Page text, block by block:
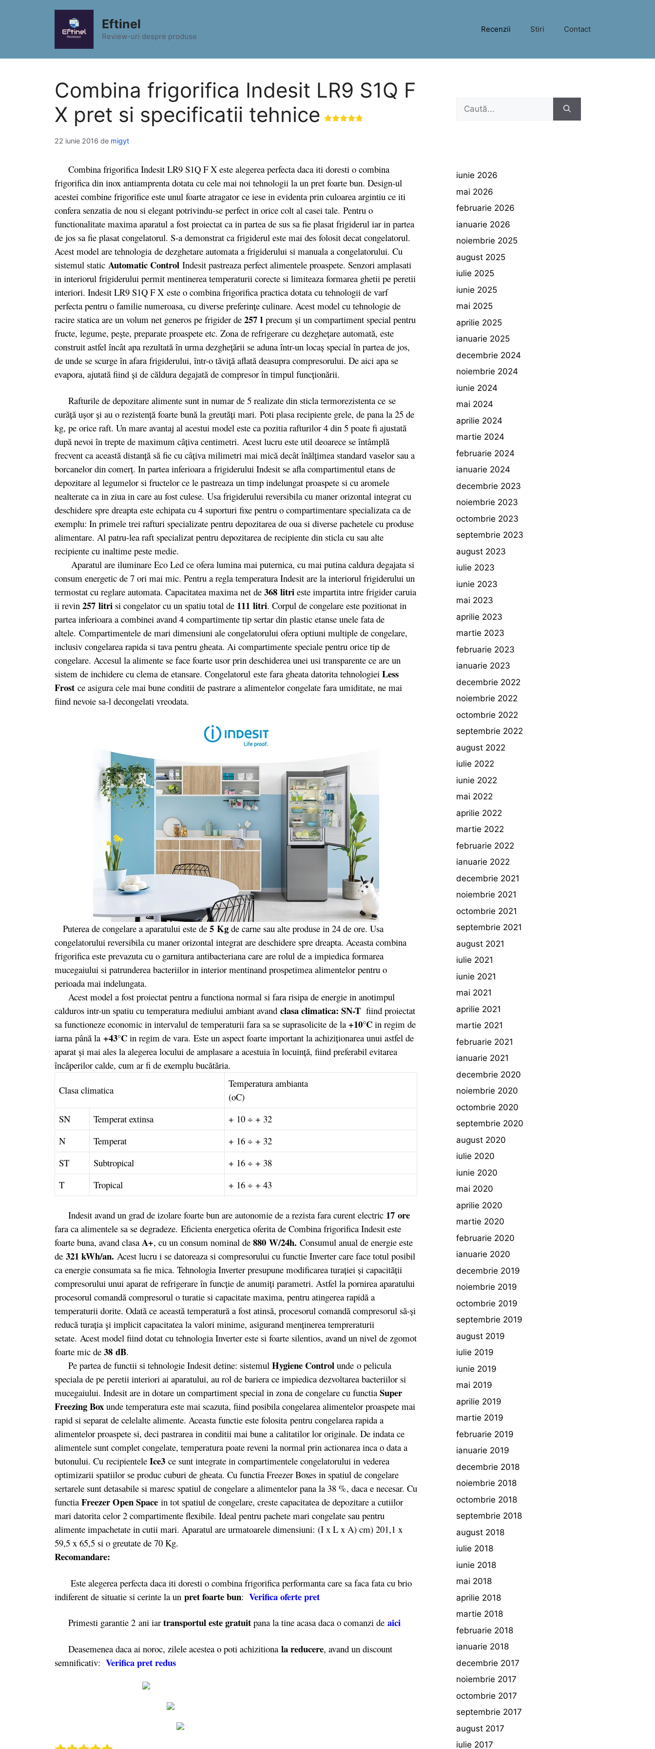
Eftinel
Review-uri despre produse
Recenzii Stiri Contact
Combina frigorifica Indesit LR9 S1Q F
X pret si specificatii tehnice
22 iunie 2016 de migyt
Combina frigorifica Indesit LR9 S1Q F X este alegerea perfecta daca iti doresti o combina
frigorifica din inox antiamprenta dotata cu cele mai noi tehnologii la un pret foarte bun. Design-ul
acestei combine frigorifice este unul foarte atragator ce iese in evidenta prin culoarea argintiu ce iti
confera senzatia de nou si elegant potrivindu-se perfect in orice colt al casei tale. Pentru o
functionalitate maxima aparatul a fost proiectat ca in partea de sus sa fie plasat frigiderul iar in partea
de jos sa fie plasat congelatorul. S-a demonstrat ca frigiderul este mai des folosit decat congelatorul.
Acest model are tehnologia de dezghetare automata a frigiderului si manuala a congelatorului. Cu
sistemul static Automatic Control Indesit pastreaza perfect alimentele proaspete. Senzori amplasati
in interiorul frigiderului permit mentinerea temperaturii corecte si limiteaza formarea ghetii pe peretii
interiori. Indesit LR9 S1Q F X este o combina frigorifica practica dotata cu tehnologii de varf
perfecta pentru o familie numeroasa, cu diverse preferințe culinare. Acest model cu tehnologie de
racire statica are un volum net generos pe frigider de 257 l precum și un compartiment special pentru
fructe, legume, pește, preparate proaspete etc. Zona de refrigerare cu dezgheţare automată, este
construit astfel încât apa rezultată în urma dezgheţării se aduna într-un locaş special în partea de jos,
de unde se scurge în afara frigiderului, într-o tăviţă aflată deasupra compresorului. De aici apa se
evapora, ajutată fiind şi de căldura degajată de compresor în timpul funcţionării.
Rafturile de depozitare alimente sunt in numar de 5 realizate din sticla termorezistenta ce se
curăță ușor și au o rezistență foarte bună la greutăți mari. Poti plasa recipiente grele, de pana la 25 de
kg, pe orice raft. Un mare avantaj al acestui model este ca pozitia rafturilor 4 din 5 poate fi ajustată
după nevoi în trepte de maximum câţiva centimetri. Acest lucru este util deoarece se întâmplă
frecvent ca această distanţă să fie cu câţiva milimetri mai mică decât înălţimea standard vaselor sau a
borcanelor din comerţ. In partea inferioara a frigiderului Indesit se afla compartimentul etans de
depozitare al legumelor si fructelor ce le pastreaza un timp indelungat proaspete si cu aromele
nealterate ca in ziua in care au fost culese. Usa frigiderului reversibila cu maner orizontal integrat cu
deschidere spre dreapta este echipata cu 4 suporturi fixe pentru o compartimentare specializata ca de
exemplu: In primele trei rafturi specializate pentru depozitarea de oua si diverse pachetele cu produse
alimentare. Al patru-lea raft specializat pentru depozitarea de recipiente din sticla cu sau alte
recipiente cu inaltime peste medie.
Aparatul are iluminare Eco Led ce ofera lumina mai puternica, cu mai putina caldura degajata si
consum energetic de 7 ori mai mic. Pentru a regla temperatura Indesit are la interiorul frigiderului un
termostat cu reglare automata. Capacitatea maxima net de 368 litri este impartita intre frigider caruia
ii revin 257 litri si congelator cu un spatiu total de 111 litri. Corpul de congelare este pozitionat in
partea inferioara a combinei avand 4 compartimente tip sertar din plastic etanse unele fata de
altele. Compartimentele de mari dimensiuni ale congelatorului ofera optiuni multiple de congelare,
inclusiv congelarea rapida si tava pentru gheata. Ai compartimente speciale pentru orice tip de
congelare. Accesul la alimente se face foarte usor prin deschiderea unei usi transparente ce are un
sistem de inchidere cu clema de etansare. Congelatorul este fara gheata datorita tehnologiei Less
Frost ce asigura cele mai bune conditii de pastrare a alimentelor congelate fara umiditate, ne mai
fiind nevoie sa-l decongelati vreodata.
Puterea de congelare a aparatului este de 5 Kg de carne sau alte produse in 24 de ore. Usa
congelatorului reversibila cu maner orizontal integrat are deschidere spre dreapta. Aceasta combina
frigorifica este prevazuta cu o garnitura antibacteriana care are rolul de a impiedica formarea
mucegaiului si patrunderea bacteriilor in interior mentinand prospetimea alimentelor pentru o
perioada mai indelungata.
Acest model a fost proiectat pentru a functiona normal si fara risipa de energie in anotimpul
calduros intr-un spatiu cu temperatura mediului ambiant avand clasa climatica: SN-T fiind proiectat
sa functioneze economic in intervalul de temperaturii fara sa se suprasolicite de la +10°C in regim de
iarna până la +43°C in regim de vara. Este un aspect foarte important la achiziţionarea unui astfel de
aparat şi mai ales la alegerea locului de amplasare a acestuia în locuinţă, fiind preferabil evitarea
încăperilor calde, cum ar fi de exemplu bucătăria.
Clasa climatica
Temperatura ambianta
(oC)
SN
Temperat extinsa
+ 10 ÷ + 32
N
Temperat
+ 16 ÷ + 32
ST
Subtropical
+ 16 ÷ + 38
T
Tropical + 16 ÷ + 43
Indesit avand un grad de izolare foarte bun are autonomie de a rezista fara curent electric 17 ore
fara ca alimentele sa se degradeze. Eficienta energetica oferita de Combina frigorifica Indesit este
foarte buna, avand clasa A+, cu un consum nominal de 880 W/24h. Consumul anual de energie este
de 321 kWh/an. Acest lucru i se datoreaza si compresorului cu functie Inverter care face totul posibil
ca energie consumata sa fie mica. Tehnologia Inverter presupune modificarea turației și capacității
compresorului unui aparat de refrigerare în funcție de anumiți parametri. Astfel la pornirea aparatului
procesorul comandă compresorul o turatie si capacitate maxima, pentru atingerea rapidă a
temperaturii dorite. Odată ce această temperatură a fost atinsă, procesorul comandă compresorul să-și
reducă turația și implicit capacitatea la valori minime, asigurand menținerea tempreraturii
setate. Acest model fiind dotat cu tehnologia Inverter este si foarte silentios, avand un nivel de zgomot
foarte mic de 38 dB.
Pe partea de functii si tehnologie Indesit detine: sistemul Hygiene Control unde o pelicula
speciala de pe peretii interiori ai aparatului, au rol de bariera ce impiedica dezvoltarea bacteriilor si
mucegaiului. Indesit are in dotare un compartiment special in zona de congelare cu functia Super
Freezing Box unde temperatura este mai scazuta, fiind posibila congelarea alimentelor proaspete mai
rapid si separat de celelalte alimente. Aceasta functie este folosita pentru congelarea rapida a
alimentelor proaspete si, deci pastrarea in conditii mai bune a calitatilor lor originale. De indata ce
alimentele sunt complet congelate, temperatura poate reveni la normal prin actionarea inca o data a
butonului. Cu recipientele Ice3 ce sunt integrate in compartimentele congelatorului in vederea
optimizarii spatiilor se produc cuburi de gheata. Cu functia Freezer Boxes in spatiul de congelare
sertarele sunt detasabile si maresc spatiul de congelare a alimentelor pana la 38 %, daca e necesar. Cu
functia Freezer Open Space in tot spatiul de congelare, creste capacitatea de depozitare a cutiilor
mari datorita celor 2 compartimente flexibile. Ideal pentru pachete mari congelate sau pentru
alimente impachetate in cutii mari. Aparatul are urmatoarele dimensiuni: (I x L x A) cm) 201,1 x
59,5 x 65,5 si o greutate de 70 Kg.
Recomandare:
Este alegerea perfecta daca iti doresti o combina frigorifica performanta care sa faca fata cu brio
indiferent de situatie si cerinte la un pret foarte bun: Verifica oferte pret
Primesti garantie 2 ani iar transportul este gratuit pana la tine acasa daca o comanzi de aici
Deasemenea daca ai noroc, zilele acestea o poti achizitiona la reducere, avand un discount
semnificativ: Verifica pret redus
Caută
iunie 2026
mai 2026
februarie 2026
ianuarie 2026
noiembrie 2025
august 2025
iulie 2025
iunie 2025
mai 2025
aprilie 2025
ianuarie 2025
decembrie 2024
noiembrie 2024
iunie 2024
mai 2024
aprilie 2024
martie 2024
februarie 2024
ianuarie 2024
decembrie 2023
noiembrie 2023
octombrie 2023
septembrie 2023
august 2023
iulie 2023
iunie 2023
mai 2023
aprilie 2023
martie 2023
februarie 2023
ianuarie 2023
decembrie 2022
noiembrie 2022
octombrie 2022
septembrie 2022
august 2022
iulie 2022
iunie 2022
mai 2022
aprilie 2022
martie 2022
februarie 2022
ianuarie 2022
decembrie 2021
noiembrie 2021
octombrie 2021
septembrie 2021
august 2021
iulie 2021
iunie 2021
mai 2021
aprilie 2021
martie 2021
februarie 2021
ianuarie 2021
decembrie 2020
noiembrie 2020
octombrie 2020
septembrie 2020
august 2020
iulie 2020
iunie 2020
mai 2020
aprilie 2020
martie 2020
februarie 2020
ianuarie 2020
decembrie 2019
noiembrie 2019
octombrie 2019
septembrie 2019
august 2019
iulie 2019
iunie 2019
mai 2019
aprilie 2019
martie 2019
februarie 2019
ianuarie 2019
decembrie 2018
noiembrie 2018
octombrie 2018
septembrie 2018
august 2018
iulie 2018
iunie 2018
mai 2018
aprilie 2018
martie 2018
februarie 2018
ianuarie 2018
decembrie 2017
noiembrie 2017
octombrie 2017
septembrie 2017
august 2017
iulie 2017